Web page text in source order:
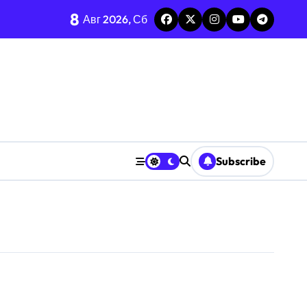
8 Авг 2026, Сб
Subscribe